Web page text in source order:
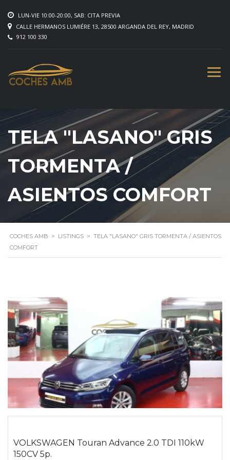
LUN-VIE 10:00-20:00, SAB: CITA PREVIA
CALLE HERMANOS LUMIÉRE 13, 28500 ARGANDA DEL REY, MADRID
912 100 330
TELA "LASANO" GRIS
TORMENTA /
ASIENTOS COMFORT
COCHES AMB > LISTINGS > TELA "LASANO" GRIS TORMENTA / ASIENTOS
COMFORT
VOLKSWAGEN Touran Advance 2.0 TDI 110kW
150CV 5p.